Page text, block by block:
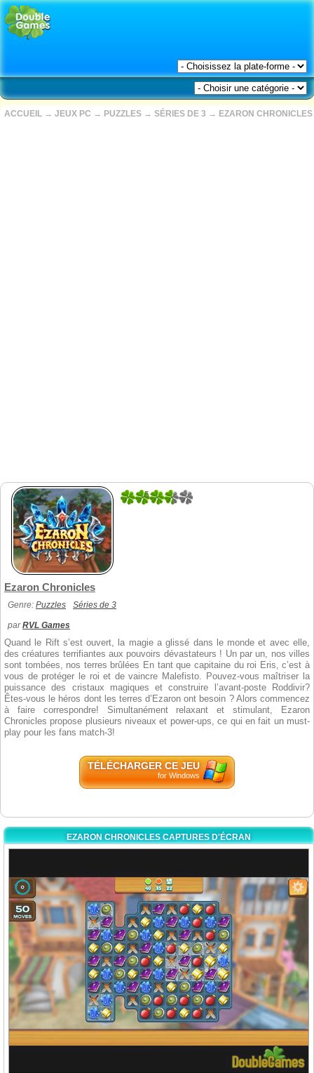
ACCUEIL → JEUX PC → PUZZLES → SÉRIES DE 3 → EZARON CHRONICLES
5
Ezaron Chronicles
Genre: Puzzles Séries de 3
parRVL Games
Quand le Rift s’est ouvert, la magie a glissé dans le monde et avec elle,
des créatures terrifiantes aux pouvoirs dévastateurs ! Un par un, nos villes
sont tombées, nos terres brûlées En tant que capitaine du roi Eris, c’est à
vous de protéger le roi et de vaincre Malefisto. Pouvez-vous maîtriser la
puissance des cristaux magiques et construire l’avant-poste Roddivir?
Êtes-vous le héros dont les terres d’Ezaron ont besoin ? Alors commencez
à faire correspondre! Simultanément relaxant et stimulant, Ezaron
Chronicles propose plusieurs niveaux et power-ups, ce qui en fait un must-
play pour les fans match-3!
TÉLÉCHARGER CE JEU
for Windows
EZARON CHRONICLES CAPTURES D'ÉCRAN